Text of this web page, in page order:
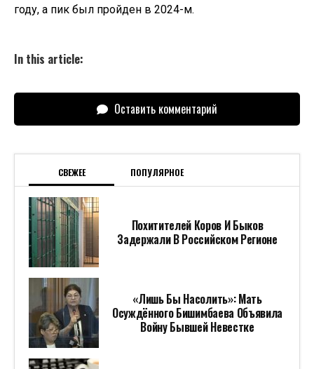
году, а пик был пройден в 2024-м.
In this article:
Оставить комментарий
СВЕЖЕЕ ПОПУЛЯРНОЕ
Похитителей Коров И Быков
Задержали В Российском Регионе
«Лишь Бы Насолить»: Мать
Осуждённого Бишимбаева Объявила
Войну Бывшей Невестке